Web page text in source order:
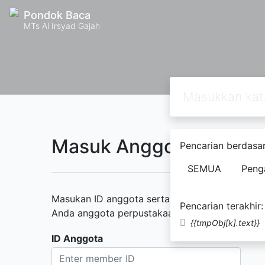
Pondok Baca
MTs Al Irsyad Gajah
Pencarian
SEMUA
Pencarian terakhir:
{{tmpObj[k].text}}
Masuk Anggota
Masukan ID anggota serta kata sandi yang
Anda anggota perpustakaan namun belum
ID Anggota